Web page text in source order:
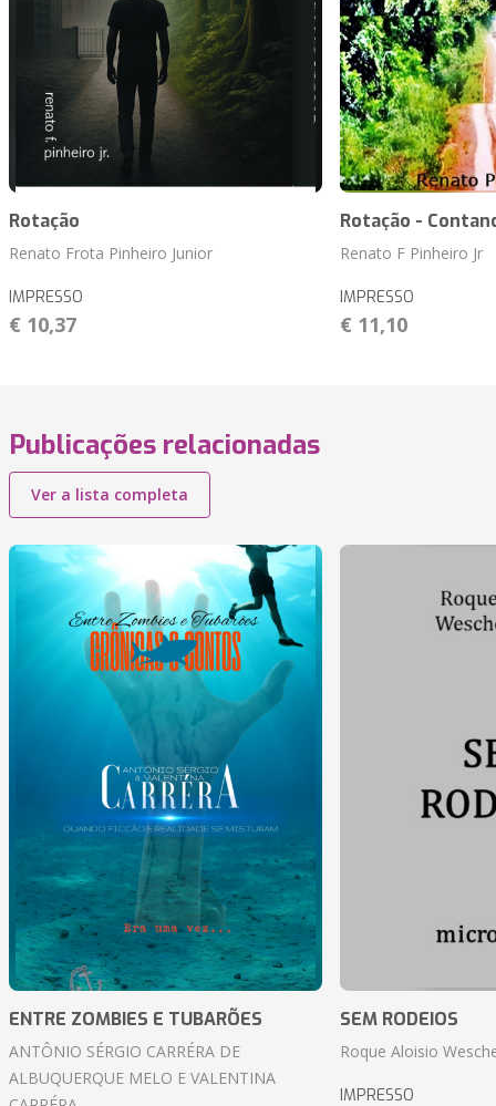
Rotação
Renato Frota Pinheiro Junior
IMPRESSO
€ 10,37
Rotação -
Renato F Pinheiro Jr
IMPRESSO
€ 11,10
Publicações relacionadas
Ver a lista completa
ENTRE ZOMBIES E TUBARÕES
ANTÔNIO SÉRGIO CARRÉRA DE
ALBUQUERQUE MELO E VALENTINA
SEM RODEIOS
Roque Aloisio
IMPRESSO